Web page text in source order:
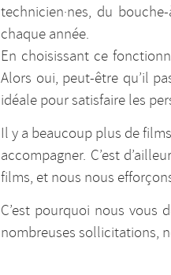
technicien·nes, du
chaque année.
En choisissant ce
Alors oui, peut-être qu’il
idéale pour satisfaire les
Il y a beaucoup plus de
accompagner. C’est
films, et nous nous
C’est pourquoi nous vous
nombreuses sollicitations,